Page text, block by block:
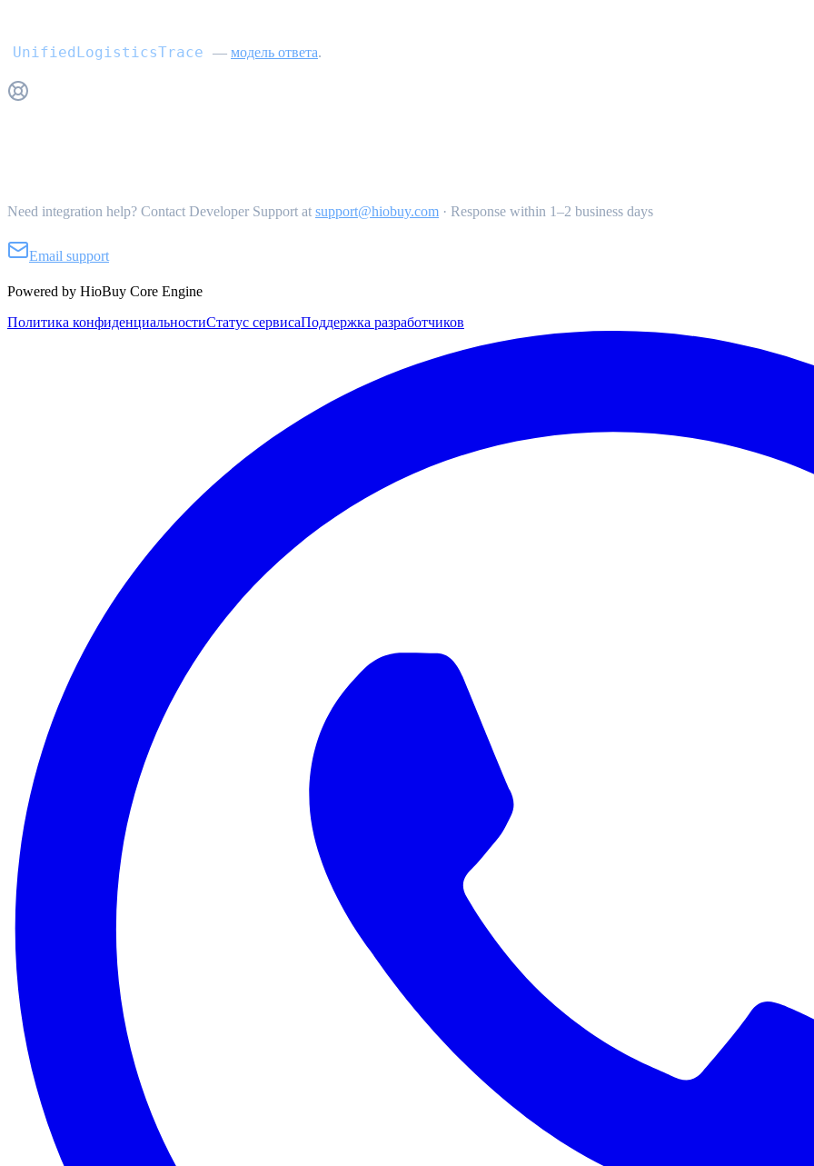
UnifiedLogisticsTrace — модель ответа.
Need integration help? Contact Developer Support at support@hiobuy.com · Response within 1–2 business days
Email support
Powered by HioBuy Core Engine
Политика конфиденциальностиСтатус сервисаПоддержка разработчиков